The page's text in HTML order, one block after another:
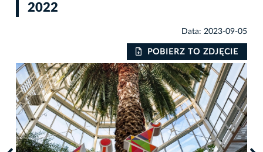
2022
Data: 2023-09-05
POBIERZ TO ZDJĘCIE